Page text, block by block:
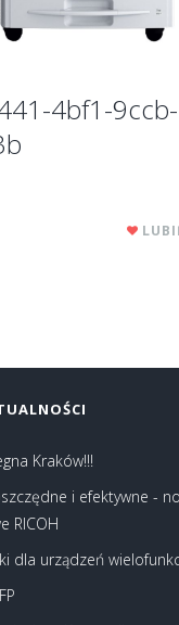
4bf1-9ccb-
Kraków!!!
i efektywne -
RICOH
dla urządzeń